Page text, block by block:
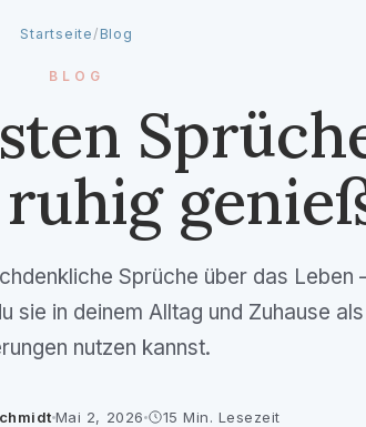
Startseite/ Blog
BLOG
ruhig
Sprüche über das Leben
sie in deinem Alltag und Zuhause
nutzen kannst.
Mai 2, 2026 15 Min. Lesezeit